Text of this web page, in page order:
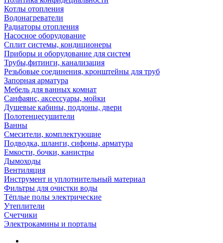
Котлы отопления
Водонагреватели
Радиаторы отопления
Насосное оборудование
Сплит системы, кондиционеры
Приборы и оборудование для систем
Трубы,фитинги, канализация
Резьбовые соединения, кронштейны для труб
Запорная арматура
Мебель для ванных комнат
Санфаянс, аксессуары, мойки
Душевые кабины, поддоны, двери
Полотенцесушители
Ванны
Смесители, комплектующие
Подводка, шланги, сифоны, арматура
Емкости, бочки, канистры
Дымоходы
Вентиляция
Инструмент и уплотнительный материал
Фильтры для очистки воды
Тёплые полы электрические
Утеплители
Счетчики
Электрокамины и порталы